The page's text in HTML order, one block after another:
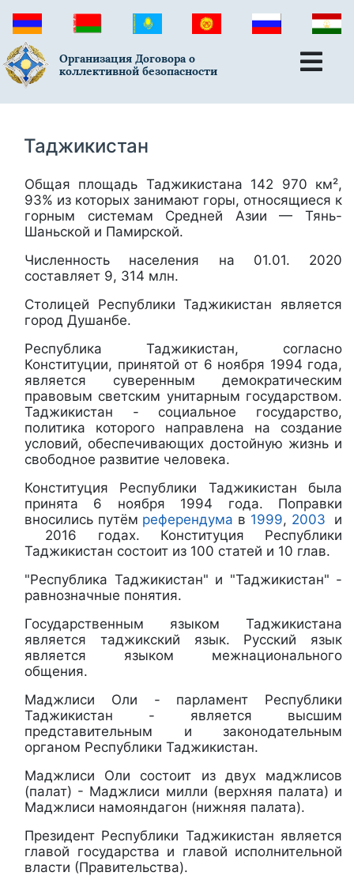
Организация Договора о
коллективной безопасности
Таджикистан
Общая площадь Таджикистана 142 970 км²,
93% из которых занимают горы, относящиеся к
горным системам Средней Азии — Тянь-
Шаньской и Памирской.
Численность населения на 01.01. 2020
составляет 9, 314 млн.
Столицей Республики Таджикистан является
город Душанбе.
Республика Таджикистан, согласно
Конституции, принятой от 6 ноября 1994 года,
является суверенным демократическим
правовым светским унитарным государством.
Таджикистан - социальное государство,
политика которого направлена на создание
условий, обеспечивающих достойную жизнь и
свободное развитие человека.
Конституция Республики Таджикистан была
принята 6 ноября 1994 года. Поправки
вносились путём референдума в 1999, 2003 и
2016 годах. Конституция Республики
Таджикистан состоит из 100 статей и 10 глав.
"Республика Таджикистан" и "Таджикистан" -
равнозначные понятия.
Государственным языком Таджикистана
является таджикский язык. Русский язык
является языком межнационального
общения.
Маджлиси Оли - парламент Республики
Таджикистан - является высшим
представительным и законодательным
органом Республики Таджикистан.
Маджлиси Оли состоит из двух маджлисов
(палат) - Маджлиси милли (верхняя палата) и
Маджлиси намояндагон (нижняя палата).
Президент Республики Таджикистан является
главой государства и главой исполнительной
власти (Правительства).